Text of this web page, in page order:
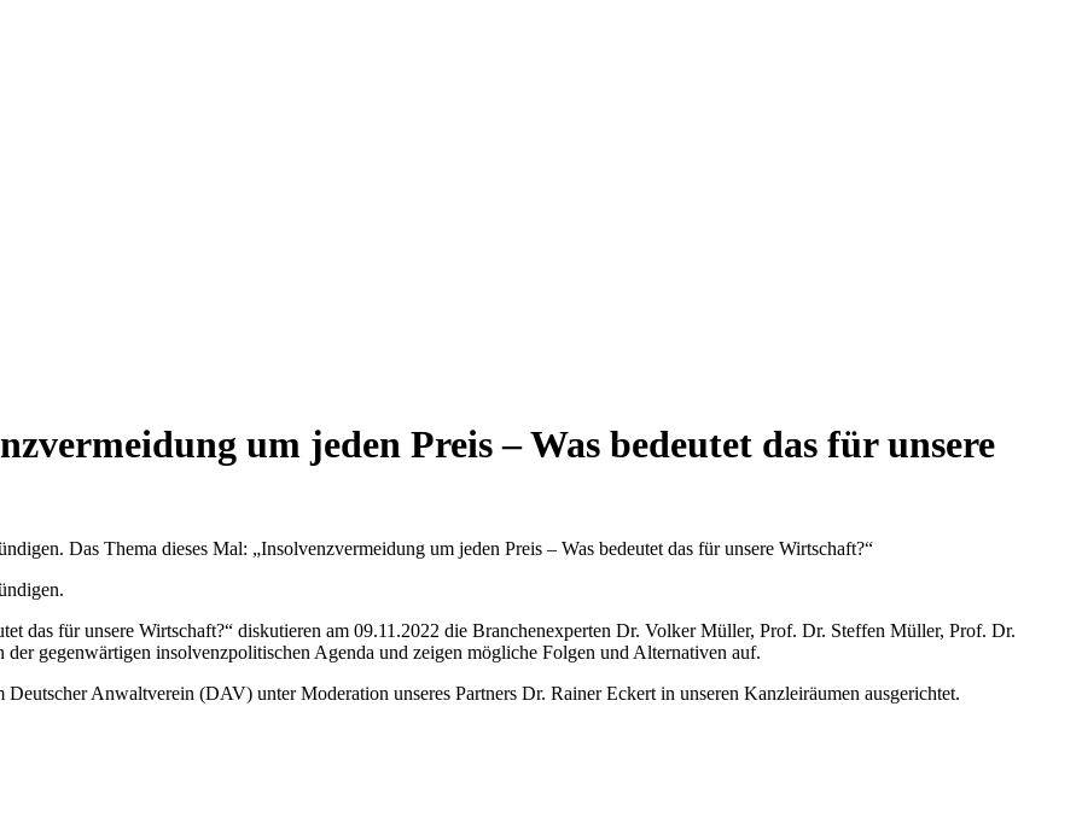
um jeden Preis – Was bedeutet das für unsere
Das Thema dieses Mal: „Insolvenzvermeidung um jeden Preis – Was bedeutet das für unsere Wirtschaft?“
das für unsere Wirtschaft?“ diskutieren am 09.11.2022 die Branchenexperten Dr. Volker Müller, Prof. Dr. Steffen Müller, Prof. Dr.
gegenwärtigen insolvenzpolitischen Agenda und zeigen mögliche Folgen und Alternativen auf.
Anwaltverein (DAV) unter Moderation unseres Partners Dr. Rainer Eckert in unseren Kanzleiräumen ausgerichtet.